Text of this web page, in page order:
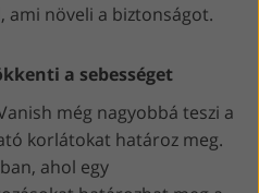
ami növeli a biztonságot.
a sebességet
még nagyobbá teszi a
korlátokat határoz meg.
ahol egy